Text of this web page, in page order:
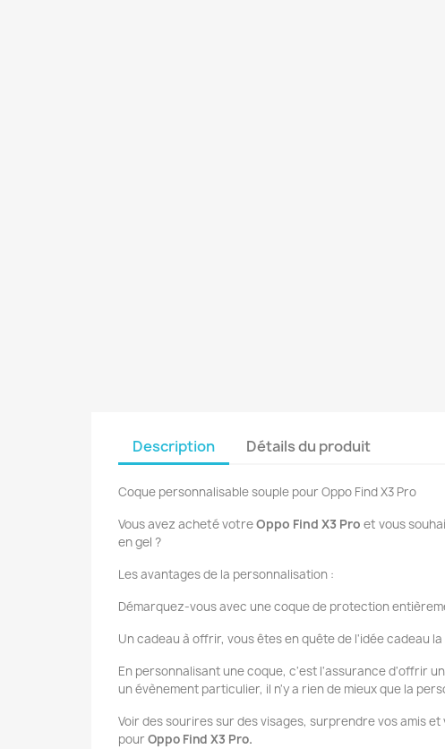
Description Détails du produit
Coque personnalisable souple pour Oppo Find X3 Pro
Vous avez acheté votreOppo Find X3 Pro et vous
en gel ?
Les avantages de la personnalisation :
Démarquez-vous avec une coque de protection
Un cadeau à offrir, vous êtes en quête de l'idée cadeau
En personnalisant une coque, c'est l'assurance d'offrir
un évènement particulier, il n'y a rien de mieux que la
Voir des sourires sur des visages, surprendre vos amis
pour Oppo Find X3 Pro.